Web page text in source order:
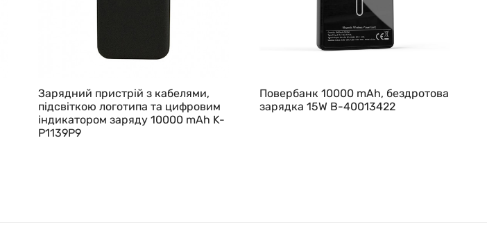
Зарядний пристрій з кабелями,
підсвіткою логотипа та цифровим
індикатором заряду 10000 mAh K-
P1139P9
Повербанк 10000 mAh, бездротова
зарядка 15W B-40013422